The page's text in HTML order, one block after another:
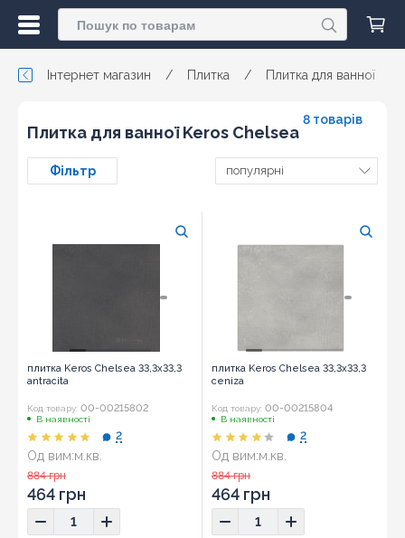
Інтернет магазин / Плитка / Плитка для ванної
Плитка для ванної Keros Chelsea
8 товарів
Фільтр популярні
плитка Keros Chelsea 33,3x33,3
antracita
Код товару: 00-00215802
В наявності
Од вим:м.кв.
Розмір:
2
884 грн
464 грн
плитка Keros Chelsea 33,3x33,3
ceniza
Код товару: 00-00215804
В наявності
Од вим:м.кв.
Розмір:
2
884 грн
464 грн